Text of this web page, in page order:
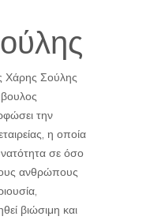
Χάρης Σούλης
την
η οποία
σε όσο
ανθρώπους
βιώσιμη και